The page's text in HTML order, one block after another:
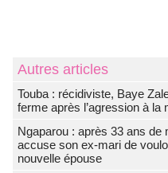
Autres articles
Touba : récidiviste, Baye
ferme après l’agression à la
Ngaparou : après 33 ans de
accuse son ex-mari de
nouvelle épouse